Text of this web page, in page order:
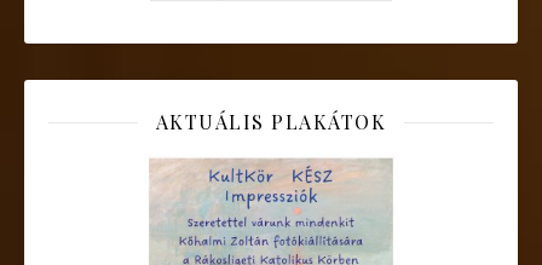
AKTUÁLIS PLAKÁTOK